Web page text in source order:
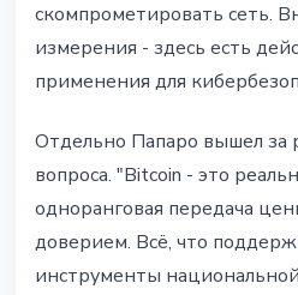
скомпрометировать сеть.
измерения - здесь есть
применения для
Отдельно Папаро вышел за
вопроса. "Bitcoin - это
одноранговая передача
доверием. Всё, что
инструменты